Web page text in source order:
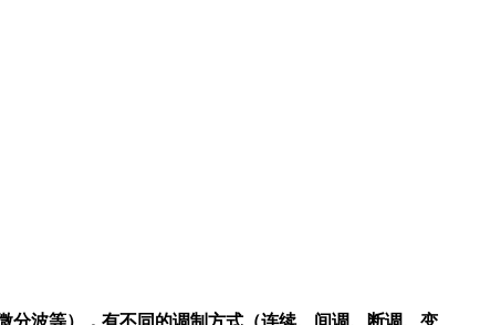
分波等），有不同的调制方式（连续、间调、断调、变